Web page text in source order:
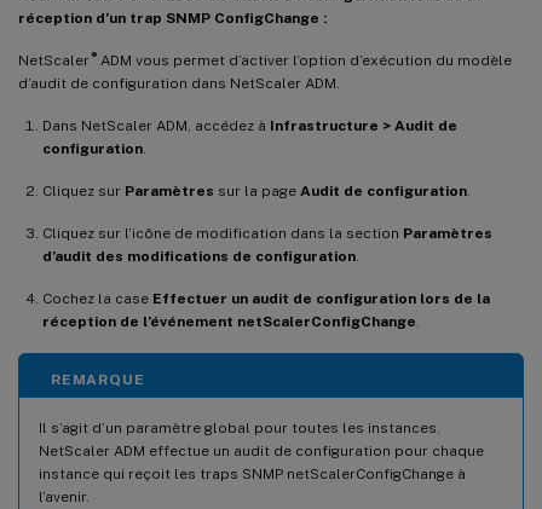
réception d’un trap SNMP ConfigChange :
NetScaler ®ADM vous permet d’activer l’option d’exécution du modèle
d’audit de configuration dans NetScaler ADM.
Dans NetScaler ADM, accédez à Infrastructure > Audit de
configuration
Cliquez sur Paramètres sur la page Audit de configuration
Cliquez sur l’icône de modification dans la section Paramètres
d’audit des modifications de configuration
Cochez la case Effectuer un audit de configuration lors de la
réception de l’événement netScalerConfigChange
REMARQUE
Il s’agit d’un paramètre global pour toutes les instances.
NetScaler ADM effectue un audit de configuration pour chaque
instance qui reçoit les traps SNMP netScalerConfigChange à
l’avenir.